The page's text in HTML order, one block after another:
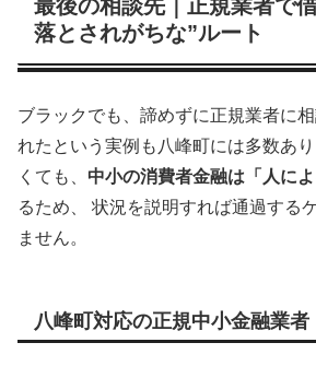
最後の相談先｜正規業者で
落とされがちな”ルート
ブラックでも、諦めずに正規業者に
れたという実例も八峰町には多数あ
くても、 中小の消費者金融は「人によ
るため、 状況を説明すれば通過する
ません。
八峰町対応の正規中小金融業者